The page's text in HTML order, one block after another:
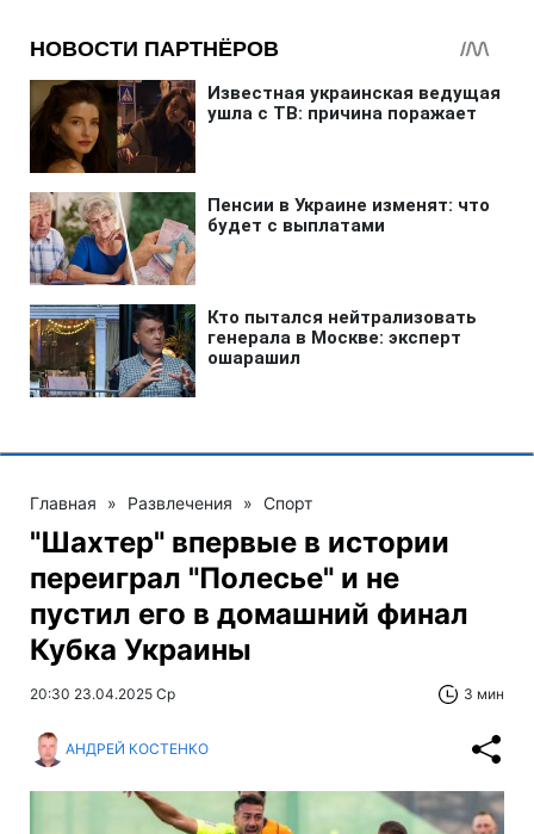
Главная » Развлечения » Спорт
"Шахтер" впервые в истории
переиграл "Полесье" и не
пустил его в домашний финал
Кубка Украины
20:30 23.04.2025 Ср 3 мин
АНДРЕЙ КОСТЕНКО